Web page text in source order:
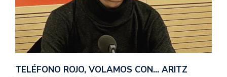
TELÉFONO ROJO, VOLAMOS CON… ARITZ